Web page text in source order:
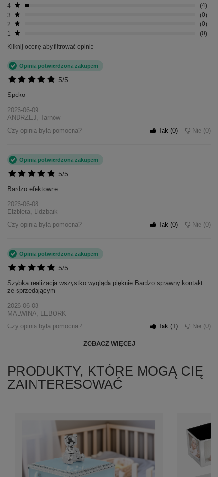
4
4
3
0
2
0
1
0
Kliknij ocenę aby filtrować opinie
5/5
Opinia potwierdzona zakupem
Spoko
2026-06-09
ANDRZEJ, Tarnów
Czy opinia była pomocna?
Tak 0 Nie 0
5/5
Opinia potwierdzona zakupem
Bardzo efektowne
2026-06-08
Elżbieta, Lidzbark
Czy opinia była pomocna?
Tak 0 Nie 0
5/5
Opinia potwierdzona zakupem
Szybka realizacja wszystko wygląda pięknie Bardzo sprawny kontakt
ze sprzedającym
2026-06-08
MALWINA, LĘBORK
Czy opinia była pomocna?
Tak 1 Nie 0
ZOBACZ WIĘCEJ
PRODUKTY, KTÓRE MOGĄ CIĘ
ZAINTERESOWAĆ